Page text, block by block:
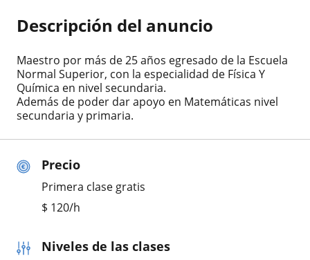
Precio
Primera clase gratis
$ 120/h
Niveles de las clases
Descripción del anuncio
Maestro por más de 25 años egresado de la Escuela
Normal Superior, con la especialidad de Física Y
Química en nivel secundaria.
Además de poder dar apoyo en Matemáticas nivel
secundaria y primaria.